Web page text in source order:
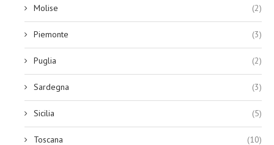
Molise (2)
Piemonte (3)
Puglia (2)
Sardegna (3)
Sicilia (5)
Toscana (10)